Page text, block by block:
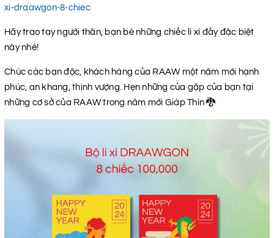
xi-draawgon-8-chiec
Hãy trao tay người thân, bạn bè những chiếc lì xì đầy đặc biệt
này nhé!
Chúc các bạn độc, khách hàng của RAAW một năm mới hạnh
phúc, an khang, thịnh vượng. Hẹn những của gặp của bạn tại
những cơ sở của RAAW trong năm mới Giáp Thìn 🐉